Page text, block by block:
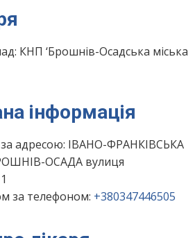
КНП ‘Брошнів-Осадська міська
інформація
адресою: ІВАНО-ФРАНКІВСЬКА
ОСАДА вулиця
за телефоном: +380347446505